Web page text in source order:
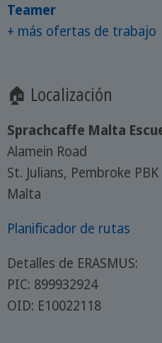
Teamer
+ más ofertas de trabajo
🏠 Localización
Sprachcaffe Malta
Alamein Road
St. Julians, Pembroke
Malta
Planificador de rutas
Detalles de ERASMUS:
PIC: 899932924
OID: E10022118